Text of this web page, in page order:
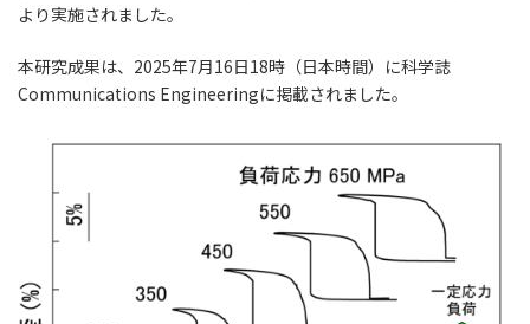
より実施されました。
本研究成果は、2025年7月16日18時（日本時間）に科学誌
Communications Engineeringに掲載されました。